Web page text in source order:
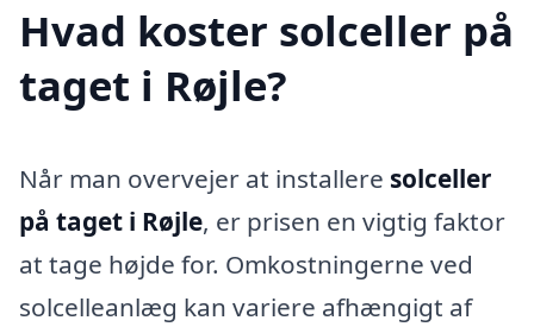
Hvad koster solceller på
taget i Røjle?
Når man overvejer at installere solceller
på taget i Røjle, er prisen en vigtig faktor
at tage højde for. Omkostningerne ved
solcelleanlæg kan variere afhængigt af